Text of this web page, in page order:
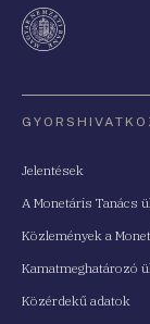
Jelentések
A Monetáris Tanács
Közlemények a
Kamatmeghatározó
Közérdekű adatok